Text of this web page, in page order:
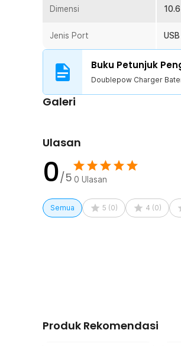
1 x Doublepow Charger
Dimensi
Jenis Port
Buku Petunjuk
Doublepow Charger
Galeri
Ulasan
0/5 0 Ulasan
Semua 5 (0) 4 (0)
Produk Rekomendasi